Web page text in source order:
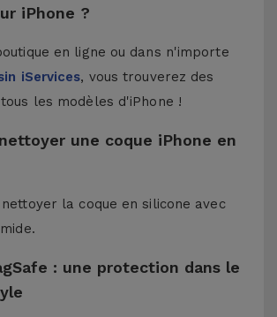
iPhone ?
en ligne ou dans n'importe
iServices, vous trouverez des
les modèles d'iPhone !
une coque iPhone en
nettoyer la coque en silicone avec
: une protection dans le